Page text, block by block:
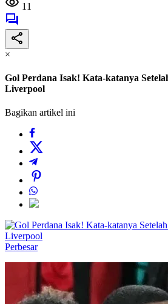
11
×
Gol Perdana Isak! Kata-katanya
Liverpool
Bagikan artikel ini
Perbesar